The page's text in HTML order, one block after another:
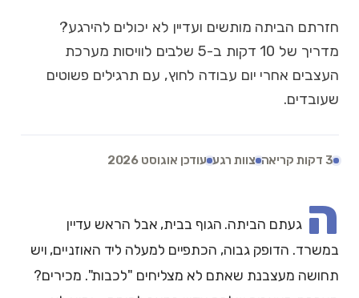
חזרתם הביתה מותשים ועדיין לא יכולים להירגע?
מדריך של 10 דקות ב-5 שלבים לוויסות מערכת
העצבים אחרי יום עבודה לחוץ, עם תרגילים פשוטים
שעובדים.
3 דקות קריאה צוות רגע עודכן אוגוסט 2026
ה געתם הביתה. הגוף בבית, אבל הראש עדיין
במשרד. הדופק גבוה, הכתפיים למעלה ליד האוזניים, ויש
תחושה מעצבנת שאתם לא מצליחים "לכבות". מכירים?